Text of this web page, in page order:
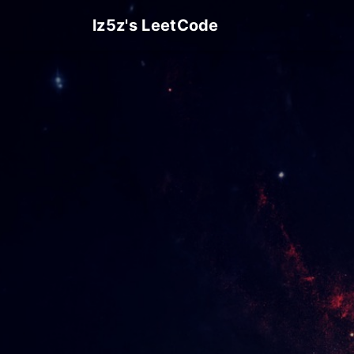
lz5z's LeetCode